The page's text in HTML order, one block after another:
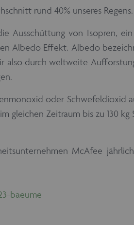
rund 40% unseres Regens.
Ausschüttung von Isopren,
Albedo Effekt. Albedo
also durch weltweite
oder Schwefeldioxid
gleichen Zeitraum bis zu 130
McAfee
baeume